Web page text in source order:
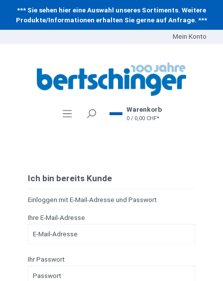
*** Sie sehen hier eine Auswahl unseres Sortiments. Weitere
Produkte/Informationen erhalten Sie gerne auf Anfrage. ***
Mein Konto
Warenkorb
0 / 0,00 CHF*
Ich bin bereits Kunde
Einloggen mit E-Mail-Adresse und Passwort
Ihre E-Mail-Adresse
Ihr Passwort